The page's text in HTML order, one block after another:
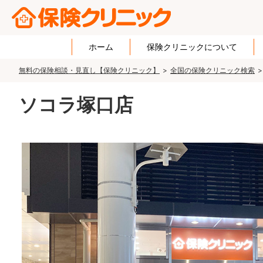
ホーム 保険クリニックについて
無料の保険相談・見直し【保険クリニック】 全国の保険クリニック検索
ソコラ塚口店